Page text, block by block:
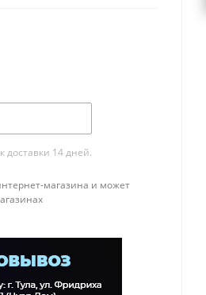
доставки 14 дней.
магазина и может